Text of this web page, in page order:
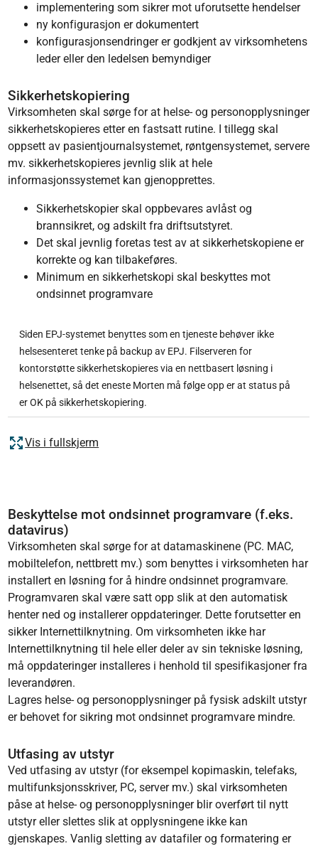
implementering som sikrer mot uforutsette hendelser
ny konfigurasjon er dokumentert
konfigurasjonsendringer er godkjent av virksomhetens
leder eller den ledelsen bemyndiger
Sikkerhetskopiering
Virksomheten skal sørge for at helse- og personopplysninger
sikkerhetskopieres etter en fastsatt rutine. I tillegg skal
oppsett av pasientjournalsystemet, røntgensystemet, servere
mv. sikkerhetskopieres jevnlig slik at hele
informasjonssystemet kan gjenopprettes.
Sikkerhetskopier skal oppbevares avlåst og
brannsikret, og adskilt fra driftsutstyret.
Det skal jevnlig foretas test av at sikkerhetskopiene er
korrekte og kan tilbakeføres.
Minimum en sikkerhetskopi skal beskyttes mot
ondsinnet programvare
Siden EPJ-systemet benyttes som en tjeneste behøver ikke
helsesenteret tenke på backup av EPJ. Filserveren for
kontorstøtte sikkerhetskopieres via en nettbasert løsning i
helsenettet, så det eneste Morten må følge opp er at status på
er OK på sikkerhetskopiering.
Vis i fullskjerm
Beskyttelse mot ondsinnet programvare (f.eks.
datavirus)
Virksomheten skal sørge for at datamaskinene (PC. MAC,
mobiltelefon, nettbrett mv.) som benyttes i virksomheten har
installert en løsning for å hindre ondsinnet programvare.
Programvaren skal være satt opp slik at den automatisk
henter ned og installerer oppdateringer. Dette forutsetter en
sikker Internettilknytning. Om virksomheten ikke har
Internettilknytning til hele eller deler av sin tekniske løsning,
må oppdateringer installeres i henhold til spesifikasjoner fra
leverandøren.
Lagres helse- og personopplysninger på fysisk adskilt utstyr
er behovet for sikring mot ondsinnet programvare mindre.
Utfasing av utstyr
Ved utfasing av utstyr (for eksempel kopimaskin, telefaks,
multifunksjonsskriver, PC, server mv.) skal virksomheten
påse at helse- og personopplysninger blir overført til nytt
utstyr eller slettes slik at opplysningene ikke kan
gjenskapes. Vanlig sletting av datafiler og formatering er